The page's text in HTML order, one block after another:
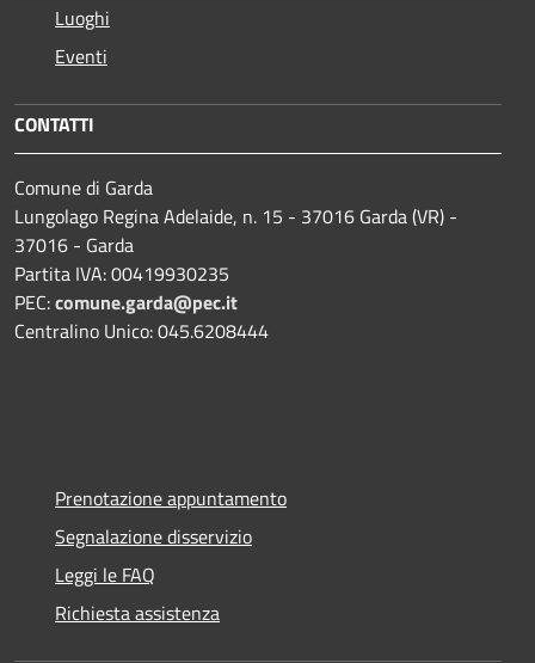
Luoghi
Eventi
CONTATTI
Comune di Garda
Lungolago Regina Adelaide, n. 15 - 37016 Garda (VR) -
37016 - Garda
Partita IVA: 00419930235
PEC:comune.garda@pec.it
Centralino Unico: 045.6208444
Prenotazione appuntamento
Segnalazione disservizio
Leggi le FAQ
Richiesta assistenza